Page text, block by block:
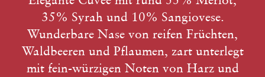
35% Syrah und 10% Sangiovese.
Wunderbare Nase von reifen Früchten,
Waldbeeren und Pflaumen, zart unterlegt
mit fein-würzigen Noten von Harz und